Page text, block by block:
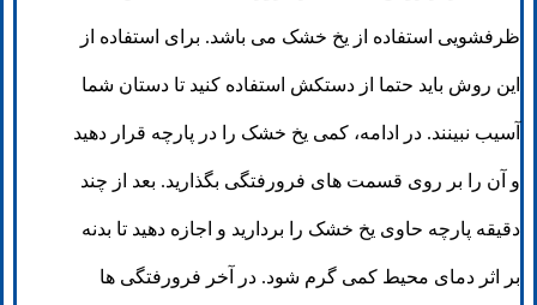
ظرفشویی استفاده از یخ خشک می باشد. برای استفاده از
این روش باید حتما از دستکش استفاده کنید تا دستان شما
آسیب نبینند. در ادامه، کمی یخ خشک را در پارچه قرار دهید
و آن را بر روی قسمت های فرورفتگی بگذارید. بعد از چند
دقیقه پارچه حاوی یخ خشک را بردارید و اجازه دهید تا بدنه
بر اثر دمای محیط کمی گرم شود. در آخر فرورفتگی ها